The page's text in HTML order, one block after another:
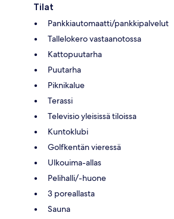
Tilat
Pankkiautomaatti/pankkipalvelut
Tallelokero vastaanotossa
Kattopuutarha
Puutarha
Piknikalue
Terassi
Televisio yleisissä tiloissa
Kuntoklubi
Golfkentän vieressä
Ulkouima-allas
Pelihalli/-huone
3 poreallasta
Sauna